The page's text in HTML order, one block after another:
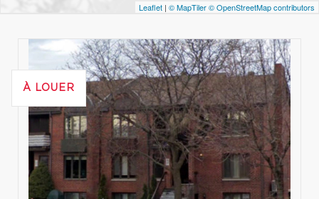
Leaflet | © MapTiler© OpenStreetMap contributors
À LOUER